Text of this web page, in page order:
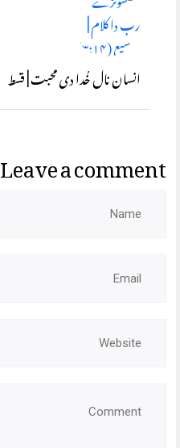
انسان نال خُدا دی محبت | قسط
Leave a comment